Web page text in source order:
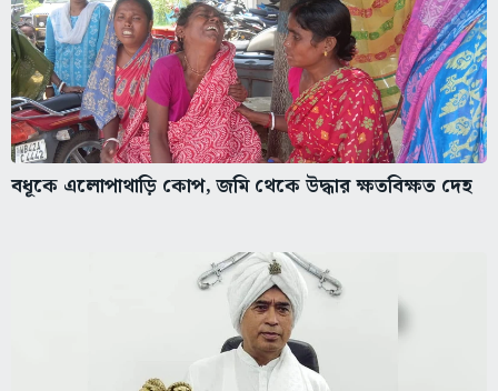
বধূকে এলোপাথাড়ি কোপ, জমি থেকে উদ্ধার ক্ষতবিক্ষত দেহ